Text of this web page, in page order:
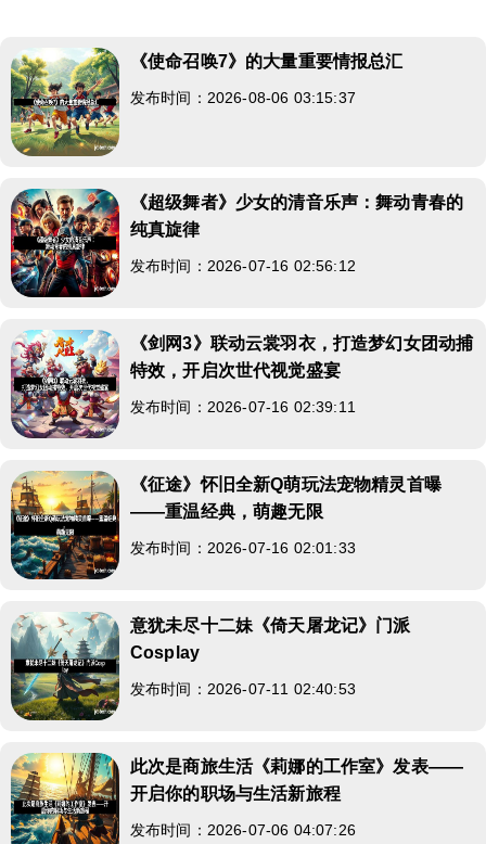
《使命召唤7》的大量重要情报总汇
发布时间：2026-08-06 03:15:37
《超级舞者》少女的清音乐声：舞动青春的
纯真旋律
发布时间：2026-07-16 02:56:12
《剑网3》联动云裳羽衣，打造梦幻女团动捕
特效，开启次世代视觉盛宴
发布时间：2026-07-16 02:39:11
《征途》怀旧全新Q萌玩法宠物精灵首曝
——重温经典，萌趣无限
发布时间：2026-07-16 02:01:33
意犹未尽十二妹《倚天屠龙记》门派
Cosplay
发布时间：2026-07-11 02:40:53
此次是商旅生活《莉娜的工作室》发表——
开启你的职场与生活新旅程
发布时间：2026-07-06 04:07:26